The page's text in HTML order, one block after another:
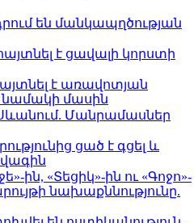
են մանկապղծության
է ցավալի կորստի
է առավոտյան
մասին
Մանրամասներ
ցած է գցել և
ին, «Տեցիկ»-ին ու «Գոջո»-
նախաքննությունը.